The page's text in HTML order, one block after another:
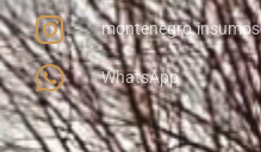
montenegro.insumos
WhatsApp